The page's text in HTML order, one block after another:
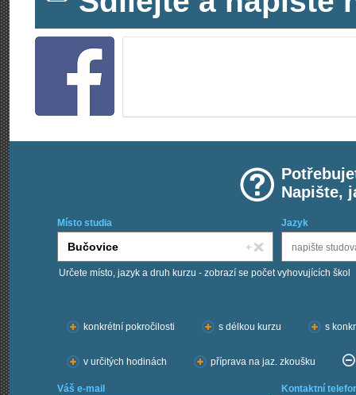
Napište,
Místo studia Jazyk
Určete místo, jazyk a druh kurzu - zobrazí se počet vyhovujících škol
konkrétní pokročilosti
s délkou kurzu s
v určitých hodinách příprava na jaz. zkoušku
Váš e-mail Kontaktní